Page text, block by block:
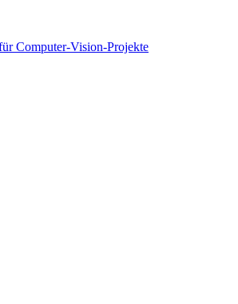
Computer-Vision-Projekte